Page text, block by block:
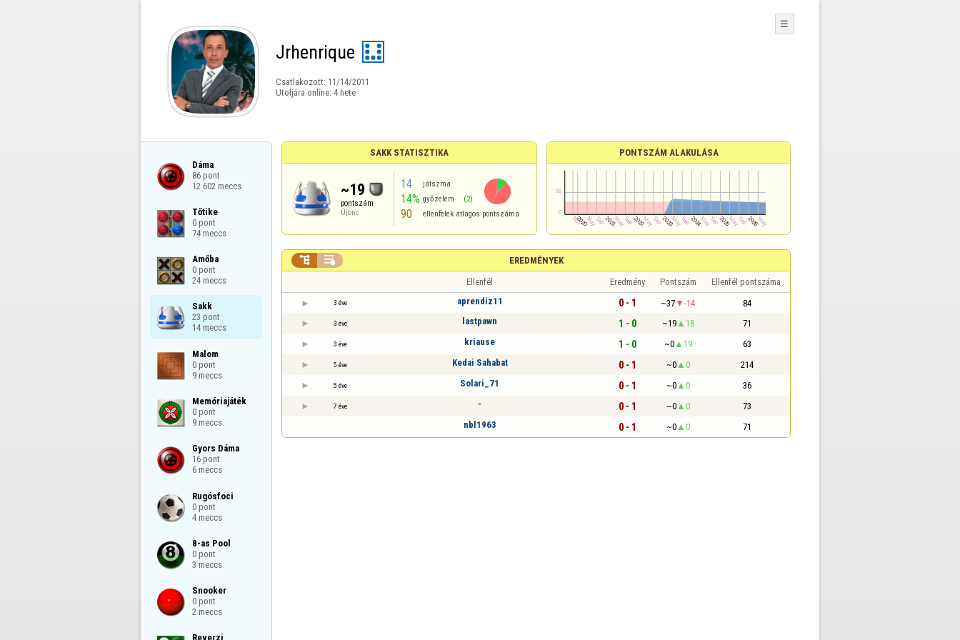
Jrhenrique
Csatlakozott: 11/14/2011
Utoljára online: 4 hete
☰
Dáma
86 pont
12 602 meccs
Tőtike
0 pont
74 meccs
Amőba
0 pont
24 meccs
Sakk
23 pont
14 meccs
Malom
0 pont
9 meccs
Memóriajáték
0 pont
9 meccs
Gyors Dáma
16 pont
6 meccs
Rugósfoci
0 pont
4 meccs
8-as Pool
0 pont
3 meccs
Snooker
0 pont
2 meccs
Reverzi
SAKK STATISZTIKA
~19
pontszám
Újonc
14 játszma
14% győzelem (2)
90 ellenfelek átlagos pontszáma
PONTSZÁM ALAKULÁSA
EREDMÉNYEK
 
Ellenfél Eredmény Pontszám Ellenfél pontszáma
3 éve aprendiz11 0 - 1 ~37 -14 84
3 éve lastpawn 1 - 0 ~19 18 71
3 éve kriause 1 - 0 ~0 19 63
5 éve Kedai Sahabat 0 - 1 ~0 0 214
5 éve Solari_71 0 - 1 ~0 0 36
7 éve - 0 - 1 ~0 0
73
nbl1963
0 - 1 ~0 0 71